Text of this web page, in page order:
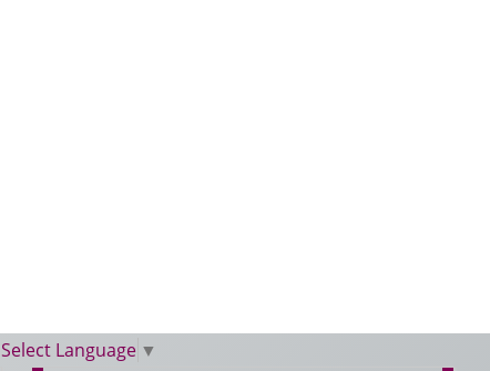
Select Language ▼